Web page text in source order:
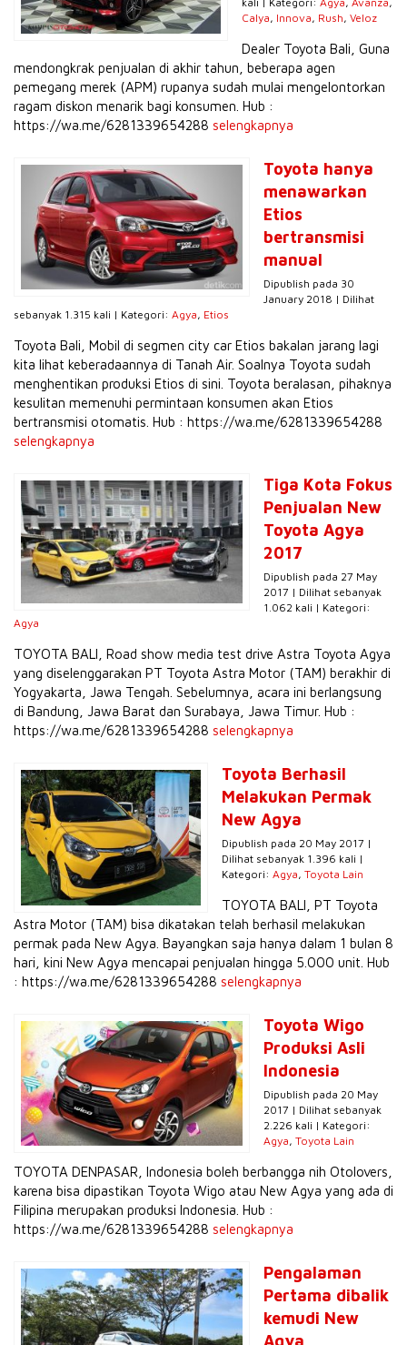
Calya, Innova, Rush, Veloz
Dealer Toyota Bali, Guna
mendongkrak penjualan di akhir tahun, beberapa agen
pemegang merek (APM) rupanya sudah mulai mengelontorkan
ragam diskon menarik bagi konsumen. Hub :
https://wa.me/6281339654288 selengkapnya
Toyota hanya
menawarkan
Etios
bertransmisi
manual
Dipublish pada 30
January 2018 | Dilihat
sebanyak 1.315 kali | Kategori: Agya, Etios
Toyota Bali, Mobil di segmen city car Etios bakalan jarang lagi
kita lihat keberadaannya di Tanah Air. Soalnya Toyota sudah
menghentikan produksi Etios di sini. Toyota beralasan, pihaknya
kesulitan memenuhi permintaan konsumen akan Etios
bertransmisi otomatis. Hub : https://wa.me/6281339654288
selengkapnya
Tiga Kota Fokus
Penjualan New
Toyota Agya
2017
Dipublish pada 27 May
2017 | Dilihat sebanyak
1.062 kali | Kategori:
Agya
TOYOTA BALI, Road show media test drive Astra Toyota Agya
yang diselenggarakan PT Toyota Astra Motor (TAM) berakhir di
Yogyakarta, Jawa Tengah. Sebelumnya, acara ini berlangsung
di Bandung, Jawa Barat dan Surabaya, Jawa Timur. Hub :
https://wa.me/6281339654288 selengkapnya
Toyota Berhasil
Melakukan Permak
New Agya
Dipublish pada 20 May 2017 |
Dilihat sebanyak 1.396 kali |
Kategori: Agya, Toyota Lain
TOYOTA BALI, PT Toyota
Astra Motor (TAM) bisa dikatakan telah berhasil melakukan
permak pada New Agya. Bayangkan saja hanya dalam 1 bulan 8
hari, kini New Agya mencapai penjualan hingga 5.000 unit. Hub
: https://wa.me/6281339654288 selengkapnya
Toyota Wigo
Produksi Asli
Indonesia
Dipublish pada 20 May
2017 | Dilihat sebanyak
2.226 kali | Kategori:
Agya, Toyota Lain
TOYOTA DENPASAR, Indonesia boleh berbangga nih Otolovers,
karena bisa dipastikan Toyota Wigo atau New Agya yang ada di
Filipina merupakan produksi Indonesia. Hub :
https://wa.me/6281339654288 selengkapnya
Pengalaman
Pertama dibalik
kemudi New
Agya